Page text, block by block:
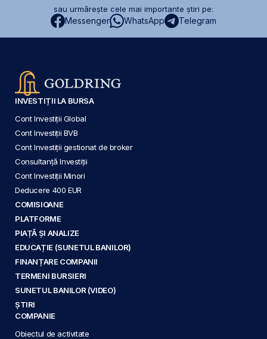
sau urmărește cele mai importante știri pe:
Messenger WhatsApp Telegram
INVESTIȚII LA BURSA
Cont Investiții Global
Cont Investiții BVB
Cont Investiții gestionat de broker
Consultanță Investiții
Cont Investiții Minori
Deducere 400 EUR
COMISIOANE
PLATFORME
PIAȚĂ ȘI ANALIZE
EDUCAȚIE (SUNETUL BANILOR)
FINANȚARE COMPANII
TERMENI BURSIERI
SUNETUL BANILOR (VIDEO)
ȘTIRI
COMPANIE
Obiectul de activitate